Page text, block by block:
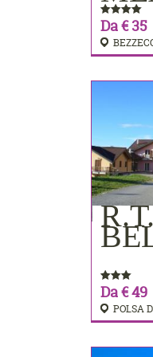
Da € 35
Da € 49
POLSA